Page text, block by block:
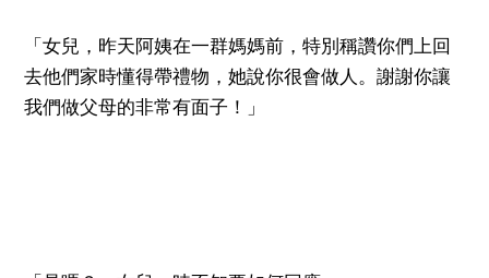
「女兒，昨天阿姨在一群媽媽前，特別稱讚你們上回
去他們家時懂得帶禮物，她說你很會做人。謝謝你讓
我們做父母的非常有面子！」